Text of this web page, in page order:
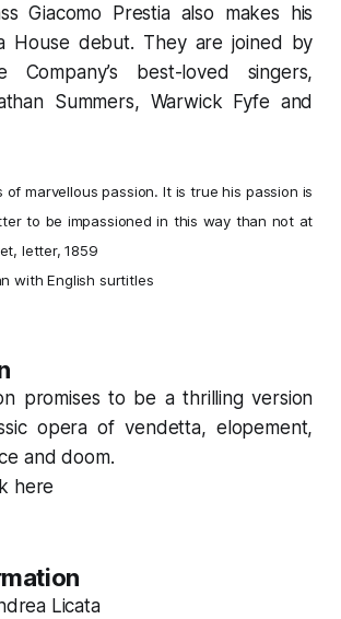
Giacomo Prestia also makes his
House debut. They are joined by
best-loved singers,
Summers, Warwick Fyfe and
of marvellous passion. It is true his passion is
to be impassioned in this way than not at
letter, 1859
with English surtitles
promises to be a thrilling version
opera of vendetta, elopement,
and doom.
here
Licata